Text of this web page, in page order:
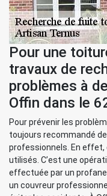
Pour une
travaux de
problèmes à
Offin dans le
Pour prévenir les
toujours recommandé
professionnels. En
utilisés. C’est une
effectuée par un
un couvreur